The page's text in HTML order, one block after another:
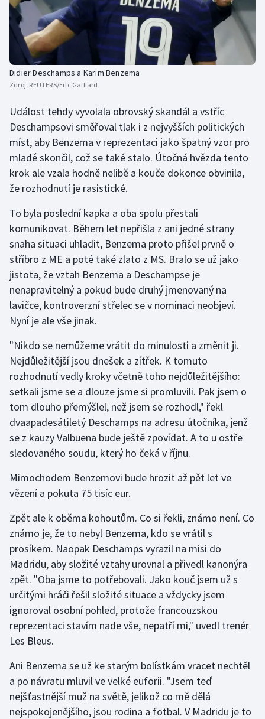
Didier Deschamps a Karim Benzema
Zdroj: REUTERS/Eric Gaillard
Událost tehdy vyvolala obrovský skandál a vstříc
Deschampsovi směřoval tlak i z nejvyšších politických
míst, aby Benzema v reprezentaci jako špatný vzor pro
mladé skončil, což se také stalo. Útočná hvězda tento
krok ale vzala hodně nelibě a kouče dokonce obvinila,
že rozhodnutí je rasistické.
To byla poslední kapka a oba spolu přestali
komunikovat. Během let nepřišla z ani jedné strany
snaha situaci uhladit, Benzema proto přišel prvně o
stříbro z ME a poté také zlato z MS. Bralo se už jako
jistota, že vztah Benzema a Deschampse je
nenapravitelný a pokud bude druhý jmenovaný na
lavičce, kontroverzní střelec se v nominaci neobjeví.
Nyní je ale vše jinak.
"Nikdo se nemůžeme vrátit do minulosti a změnit ji.
Nejdůležitější jsou dnešek a zítřek. K tomuto
rozhodnutí vedly kroky včetně toho nejdůležitějšího:
setkali jsme se a dlouze jsme si promluvili. Pak jsem o
tom dlouho přemýšlel, než jsem se rozhodl," řekl
dvaapadesátiletý Deschamps na adresu útočníka, jenž
se z kauzy Valbuena bude ještě zpovídat. A to u ostře
sledovaného soudu, který ho čeká v říjnu.
Mimochodem Benzemovi bude hrozit až pět let ve
vězení a pokuta 75 tisíc eur.
Zpět ale k oběma kohoutům. Co si řekli, známo není. Co
známo je, že to nebyl Benzema, kdo se vrátil s
prosíkem. Naopak Deschamps vyrazil na misi do
Madridu, aby složité vztahy urovnal a přivedl kanonýra
zpět. "Oba jsme to potřebovali. Jako kouč jsem už s
určitými hráči řešil složité situace a vždycky jsem
ignoroval osobní pohled, protože francouzskou
reprezentaci stavím nade vše, nepatří mi," uvedl trenér
Les Bleus.
Ani Benzema se už ke starým bolístkám vracet nechtěl
a po návratu mluvil ve velké euforii. "Jsem teď
nejšťastnější muž na světě, jelikož co mě dělá
nejspokojenějšího, jsou rodina a fotbal. V Madridu je to